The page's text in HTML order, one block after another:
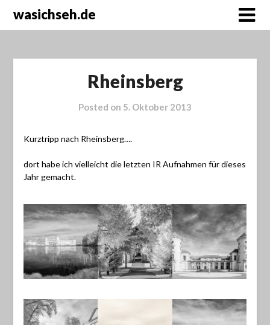
wasichseh.de
Rheinsberg
Posted on 5. Oktober 2013
Kurztripp nach Rheinsberg….
dort habe ich vielleicht die letzten IR Aufnahmen für dieses
Jahr gemacht.